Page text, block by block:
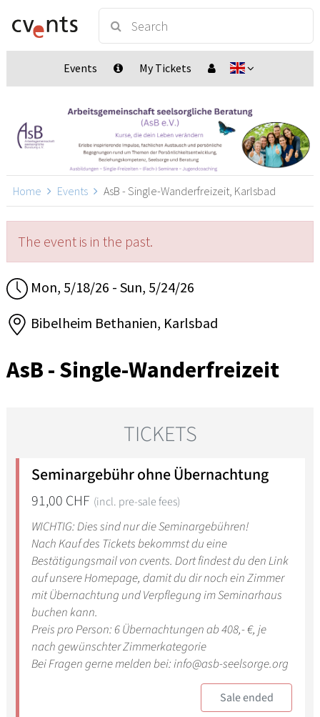
Events My Tickets
Home Events AsB - Single-Wanderfreizeit, Karlsbad
The event is in the past.
Mon, 5/18/26 - Sun, 5/24/26
Bibelheim Bethanien, Karlsbad
AsB - Single-Wanderfreizeit